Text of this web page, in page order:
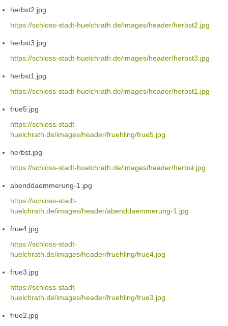
herbst2.jpg
https://schloss-stadt-huelchrath.de/images/header/herbst2.jpg
herbst3.jpg
https://schloss-stadt-huelchrath.de/images/header/herbst3.jpg
herbst1.jpg
https://schloss-stadt-huelchrath.de/images/header/herbst1.jpg
frue5.jpg
https://schloss-stadt-
huelchrath.de/images/header/fruehling/frue5.jpg
herbst.jpg
https://schloss-stadt-huelchrath.de/images/header/herbst.jpg
abenddaemmerung-1.jpg
https://schloss-stadt-
huelchrath.de/images/header/abenddaemmerung-1.jpg
frue4.jpg
https://schloss-stadt-
huelchrath.de/images/header/fruehling/frue4.jpg
frue3.jpg
https://schloss-stadt-
huelchrath.de/images/header/fruehling/frue3.jpg
frue2.jpg